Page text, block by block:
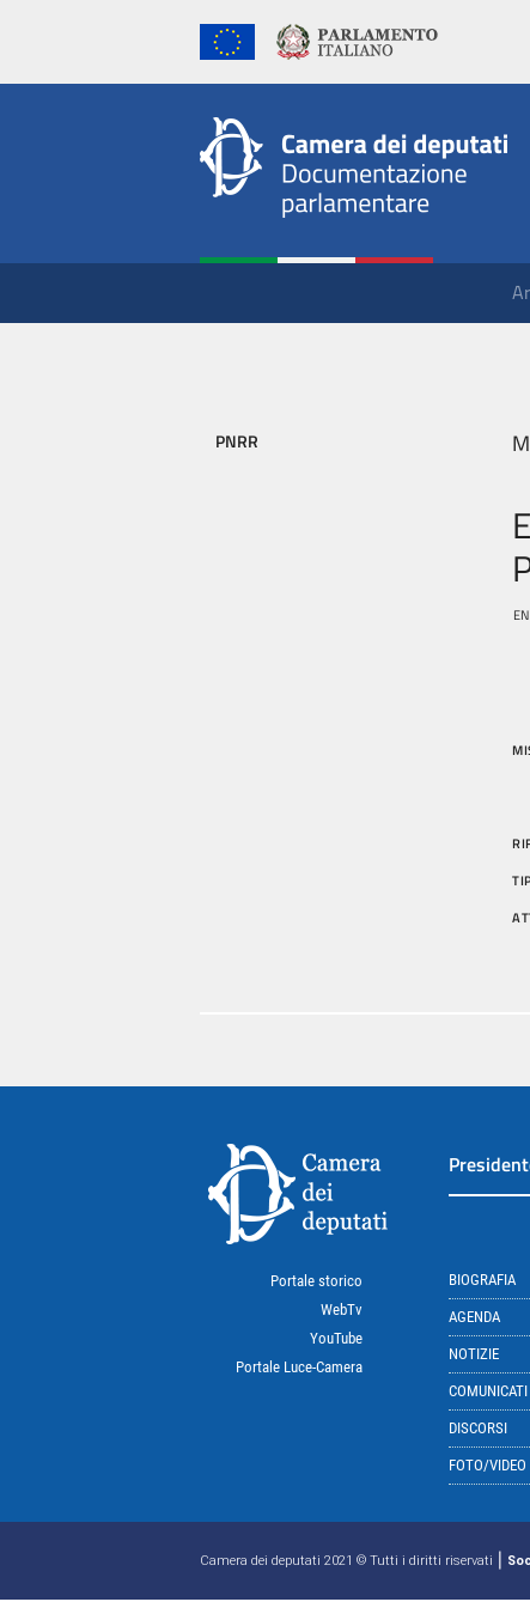
PNRR
Portale storico
WebTv
YouTube
Portale Luce-Camera
BIOGRAFIA
AGENDA
NOTIZIE
COMUNICATI
DISCORSI
FOTO/VIDEO
Camera dei deputati 2021 © Tutti i diritti riservati |